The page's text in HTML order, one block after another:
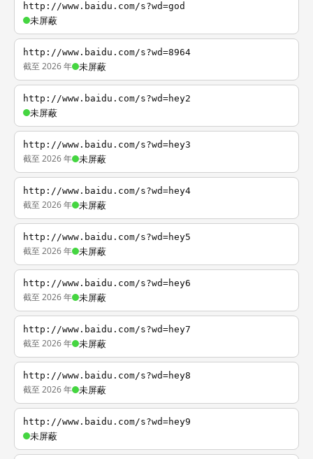
http://www.baidu.com/s?wd=god
未屏蔽
http://www.baidu.com/s?wd=8964
截至 2026 年 未屏蔽
http://www.baidu.com/s?wd=hey2
未屏蔽
http://www.baidu.com/s?wd=hey3
截至 2026 年 未屏蔽
http://www.baidu.com/s?wd=hey4
截至 2026 年 未屏蔽
http://www.baidu.com/s?wd=hey5
截至 2026 年 未屏蔽
http://www.baidu.com/s?wd=hey6
截至 2026 年 未屏蔽
http://www.baidu.com/s?wd=hey7
截至 2026 年 未屏蔽
http://www.baidu.com/s?wd=hey8
截至 2026 年 未屏蔽
http://www.baidu.com/s?wd=hey9
未屏蔽